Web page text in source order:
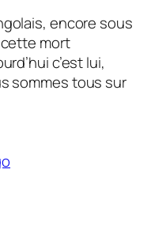
encore sous
cette mort
c’est lui,
sommes tous sur